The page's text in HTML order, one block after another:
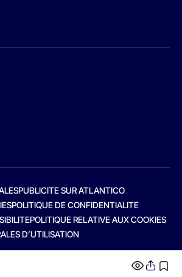
PUBLICITE SUR ATLANTICO
POLITIQUE DE CONFIDENTIALITE
POLITIQUE RELATIVE AUX COOKIES
D’UTILISATION